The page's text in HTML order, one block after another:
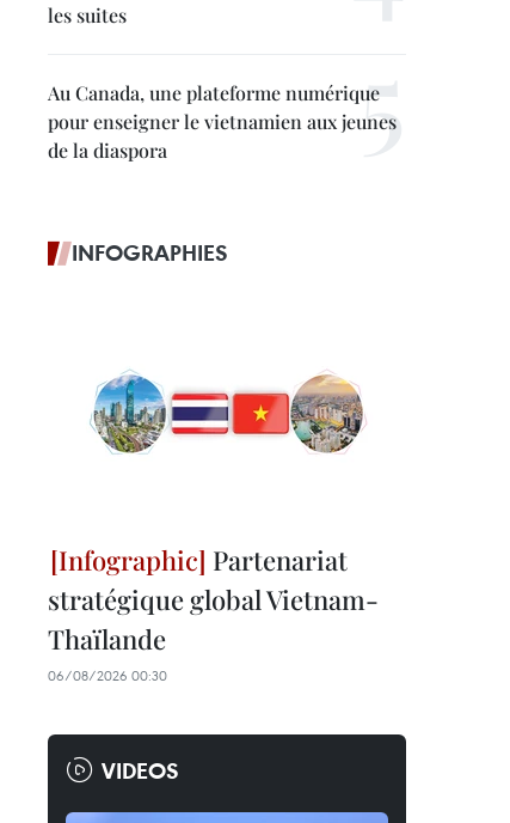
les suites
Au Canada, une plateforme numérique
pour enseigner le vietnamien aux jeunes
de la diaspora
INFOGRAPHIES
Partenariat
stratégique global Vietnam-
Thaïlande
06/08/2026 00:30
VIDEOS